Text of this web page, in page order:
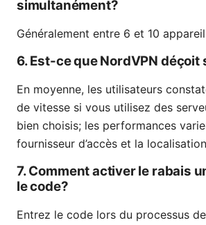
simultanément?
Généralement entre 6 et 10
6. Est-ce que NordVPN déçoit
En moyenne, les utilisateurs
de vitesse si vous utilisez des
bien choisis; les performances
fournisseur d’accès et la
7. Comment activer le rabais
le code?
Entrez le code lors du processus